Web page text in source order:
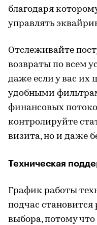
благодаря
управлять
Отслеживайте
возвраты по всем
даже если у вас их
удобными
финансовых
контролируйте
визита, но и даже
Техническая
График работы
подчас
выбора, потому